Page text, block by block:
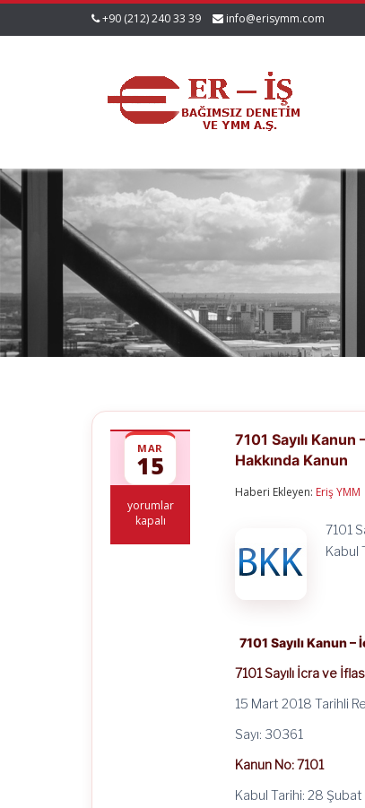
+90 (212) 240 33 39 info@erisymm.com
MAR
15
7101
Sayılı
yorumlar
kapalı
7101 Sayılı
Hakkında Kanun
Haberi Ekleyen: Eriş YMM
7101
Kabul
7101 Sayılı Kanun
7101 Sayılı İcra ve İflas
15 Mart 2018 Tarihli
Sayı: 30361
Kanun No: 7101
Kabul Tarihi: 28